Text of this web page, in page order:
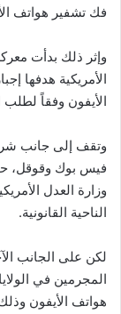
فك تشفير هواتف
وإثر ذلك بدأت
الأمريكية هدفها
الأيفون وفقاً
وتقف إلى جانب
فيس بوك وقوقل،
وزارة العدل
الناحية القانونية.
لكن على الجانب
المجرمين في
هواتف الأيفون